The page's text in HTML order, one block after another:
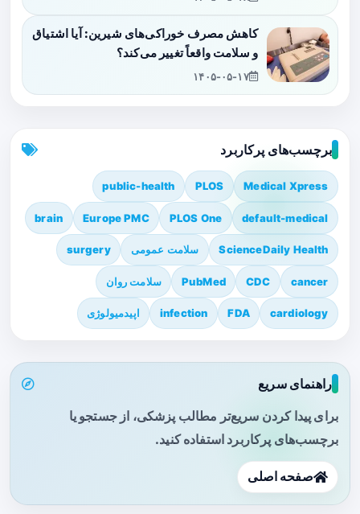
کاهش مصرف خوراکی‌های شیرین: آیا اشتیاق
و سلامت واقعاً تغییر می‌کند؟
۱۴۰۵-۰۵-۱۷
برچسب‌های پرکاربرد
Medical Xpress
PLOS
public-health
default-medical
PLOS One
Europe PMC
brain
ScienceDaily Health سلامت عمومی surgery
cancer
CDC
PubMed سلامت روان
cardiology
FDA
infection اپیدمیولوژی
راهنمای سریع
برای پیدا کردن سریع‌تر مطالب پزشکی، از جستجو یا
برچسب‌های پرکاربرد استفاده کنید.
صفحه اصلی